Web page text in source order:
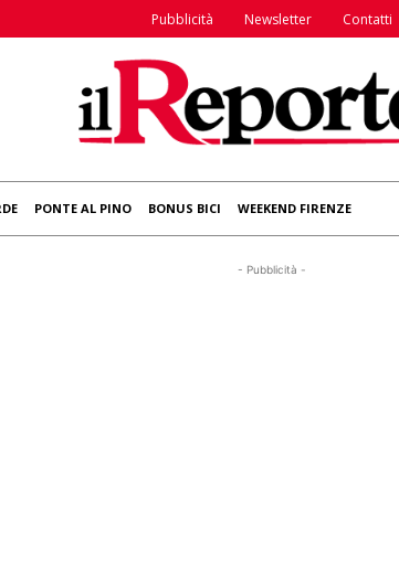
Pubblicità Newsletter Contatti
PONTE AL PINO BONUS BICI WEEKEND FIRENZE
- Pubblicità -